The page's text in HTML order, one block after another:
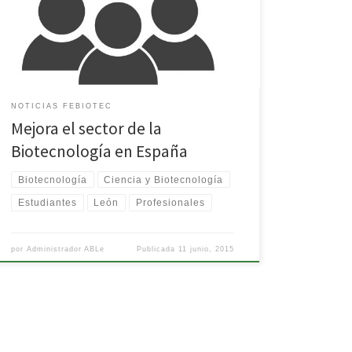
plantear a los distintos grupos las demandas que
consideramos imprescindibles para la mejora del
sector en nuestro país. Para ello, queremos recoger
las opiniones de todos; […]
NOTICIAS FEBIOTEC
Mejora el sector de la
Biotecnología en España
Biotecnología Ciencia y Biotecnología
Estudiantes León Profesionales
porAdministrador ABLe Publicada 11 junio, 2015